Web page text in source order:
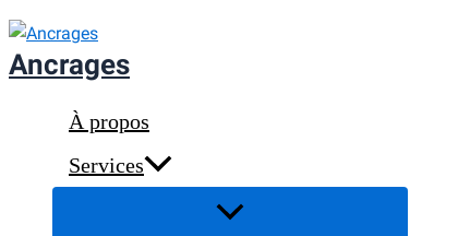
Aller
au
contenu
Ancrages
À propos
Services